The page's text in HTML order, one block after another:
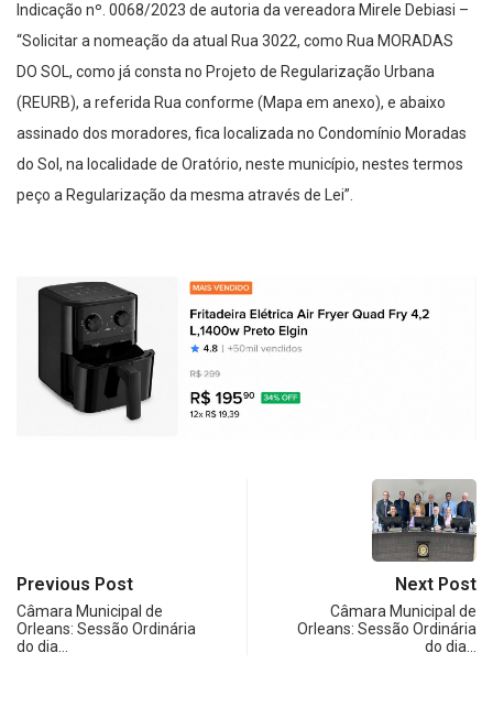
Indicação nº. 0068/2023 de autoria da vereadora Mirele Debiasi –
“Solicitar a nomeação da atual Rua 3022, como Rua MORADAS
DO SOL, como já consta no Projeto de Regularização Urbana
(REURB), a referida Rua conforme (Mapa em anexo), e abaixo
assinado dos moradores, fica localizada no Condomínio Moradas
do Sol, na localidade de Oratório, neste município, nestes termos
peço a Regularização da mesma através de Lei”.
Previous Post
Câmara Municipal de
Orleans: Sessão Ordinária
do dia…
Next Post
Câmara Municipal de
Orleans: Sessão Ordinária
do dia…